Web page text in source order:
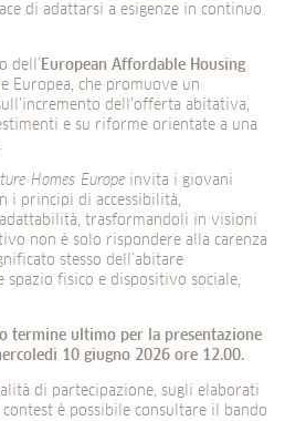
di adattarsi a esigenze in continuo
dell’ European Affordable Housing
Europea, che promuove un
dell’offerta abitativa,
e su riforme orientate a una
Homes Europe invita i giovani
i principi di accessibilità,
trasformandoli in visioni
non è solo rispondere alla carenza
stesso dell’abitare
spazio fisico e dispositivo sociale,
termine ultimo per la presentazione
10 giugno 2026 ore 12.00.
di partecipazione, sugli elaborati
è possibile consultare il bando